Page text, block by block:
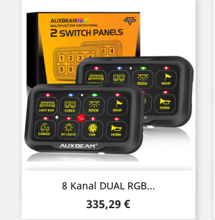
8 Kanal DUAL RGB...
Preis
335,29 €
Vorschau